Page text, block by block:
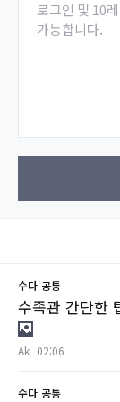
로그인 및 10
가능합니다.
수다 공통
수족관 간단한
Ak 02:06
수다 공통